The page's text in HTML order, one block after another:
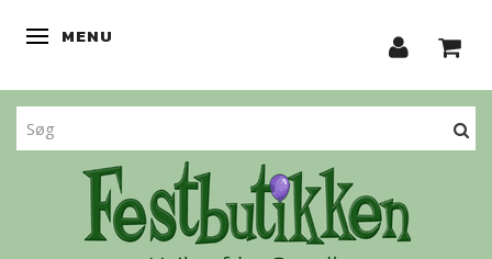
SKIFTE NAVIGATION
MENU